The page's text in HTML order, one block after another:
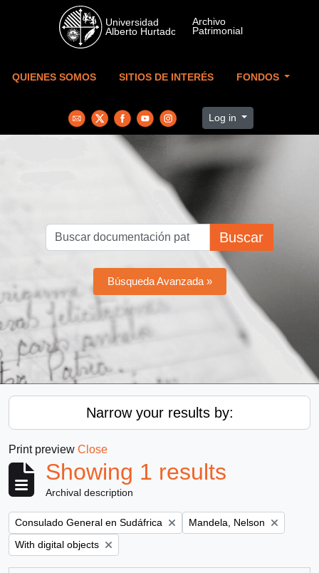
Skip to main content
QUIENES SOMOS SITIOS DE INTERÉS FONDOS
Log in
Buscar
Búsqueda Avanzada »
Narrow your results by:
Print preview Close
Showing 1 results
Archival description
Remove filter:
Consulado General en Sudáfrica Remove filter:
Mandela, Nelson
Remove filter:
With digital objects